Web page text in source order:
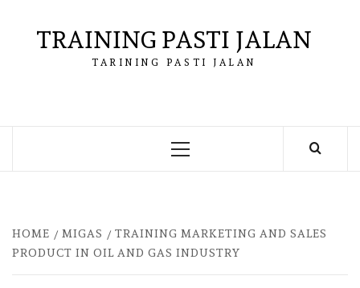
contentTRAINING PASTI JALAN
TARINING PASTI JALAN
Primary
HOME MIGAS
TRAINING MARKETING AND SALES
PRODUCT IN OIL AND GAS INDUSTRY